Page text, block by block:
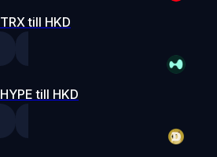
TRX till HKD
HYPE till HKD